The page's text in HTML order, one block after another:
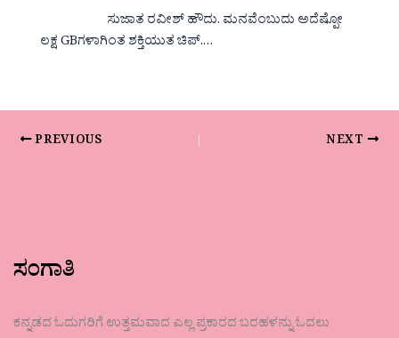
ಸುಜಾತ ರವೀಶ್ ಹೌದು. ಮನವೆಂಬುದು ಅದೆಷ್ಪೋ
ಲಕ್ಷ GBಗಳಾಗಿಂತ ಶಕ್ತಿಯುತ ಚಿಪ್.…
PREVIOUS NEXT
ಸಂಗಾತಿ
ಕನ್ನಡದ ಓದುಗರಿಗೆ ಉತ್ತಮವಾದ ಎಲ್ಲ ಪ್ರಕಾರದ ಬರಹಳನ್ನು ಓದಲು